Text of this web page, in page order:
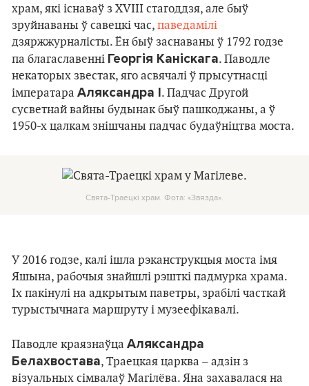
храм, які існаваў з XVIII стагоддзя, але быў
зруйнаваны ў савецкі час, паведамілі
дзяржжурналісты. Ён быў заснаваны ў 1792 годзе
па благаславенні Георгія Каніскага. Паводле
некаторых звестак, яго асвячалі ў прысутнасці
імператара Аляксандра I. Падчас Другой
сусветнай вайны будынак быў пашкоджаны, а ў
1950-х цалкам знішчаны падчас будаўніцтва моста.
Свята-Траецкі храм. Фота: «Звязда».
У 2016 годзе, калі ішла рэканструкцыя моста імя
Яшына, рабочыя знайшлі рэшткі падмурка храма.
Іх пакінулі на адкрытым паветры, зрабілі часткай
турыстычнага маршруту і музеефікавалі.
Паводле краязнаўца Аляксандра
Белахвостава, Траецкая царква – адзін з
візуальных сімвалаў Магілёва. Яна захавалася на